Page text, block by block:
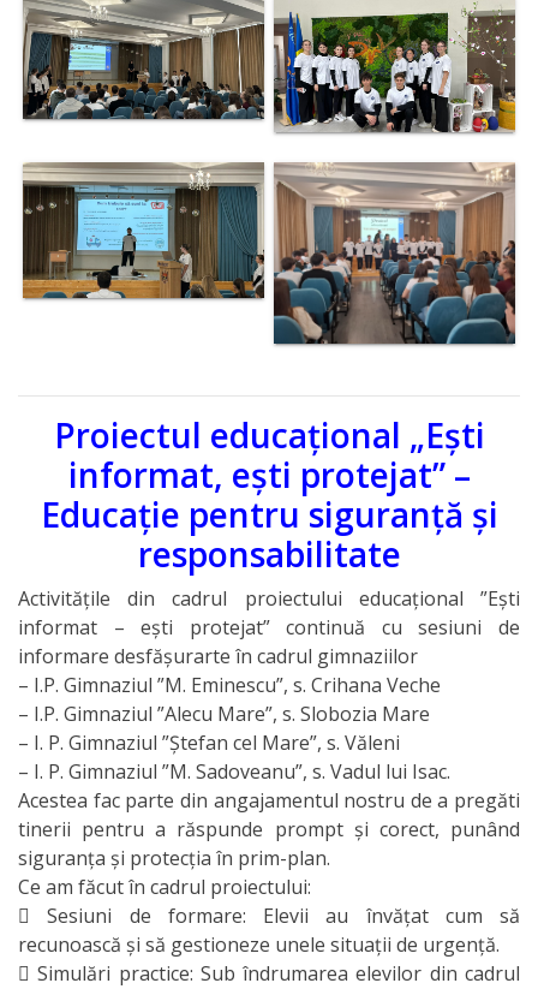
Kонтакты
Proiectul educațional „Ești
informat, ești protejat” –
Educație pentru siguranță și
responsabilitate
Activitățile din cadrul proiectului educațional ”Ești
informat – ești protejat” continuă cu sesiuni de
informare desfășurarte în cadrul gimnaziilor
– I.P. Gimnaziul ”M. Eminescu”, s. Crihana Veche
– I.P. Gimnaziul ”Alecu Mare”, s. Slobozia Mare
– I. P. Gimnaziul ”Ștefan cel Mare”, s. Văleni
– I. P. Gimnaziul ”M. Sadoveanu”, s. Vadul lui Isac.
Acestea fac parte din angajamentul nostru de a pregăti
tinerii pentru a răspunde prompt și corect, punând
siguranța și protecția în prim-plan.
Ce am făcut în cadrul proiectului:
 Sesiuni de formare: Elevii au învățat cum să
recunoască și să gestioneze unele situații de urgență.
 Simulări practice: Sub îndrumarea elevilor din cadrul